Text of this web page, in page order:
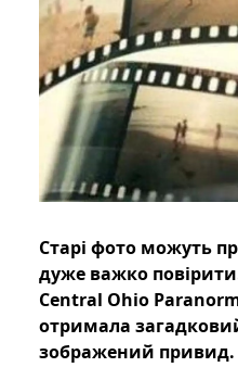
Старі фото можуть
дуже важко
Central Ohio
отримала
зображений привид.